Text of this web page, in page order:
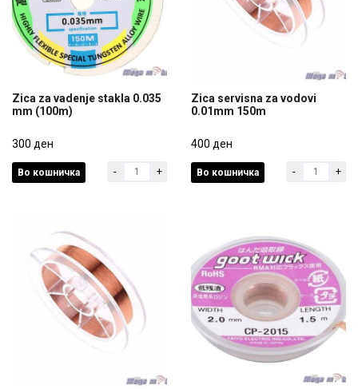
mm (100m)
300 ден
Zica za vadenje stakla 0.035
mm (100m)
300 ден
Во кошничка - +
0.01mm 150m
400 ден
Zica servisna za vodovi
0.01mm 150m
400 ден
Во кошничка - +